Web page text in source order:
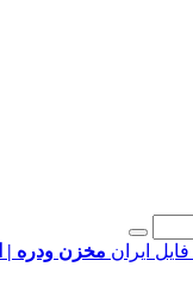
مخزن ودره |